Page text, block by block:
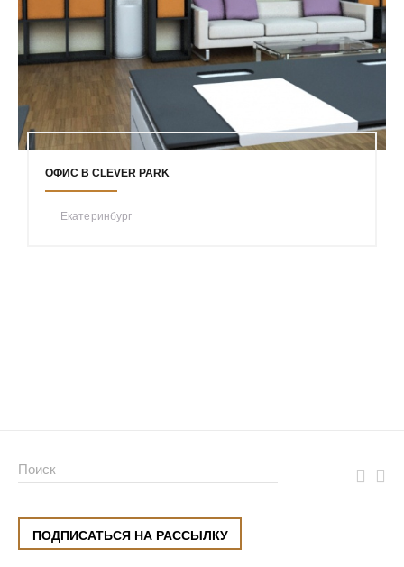
ОФИС В CLEVER PARK
Екатеринбург
ПОДПИСАТЬСЯ НА РАССЫЛКУ